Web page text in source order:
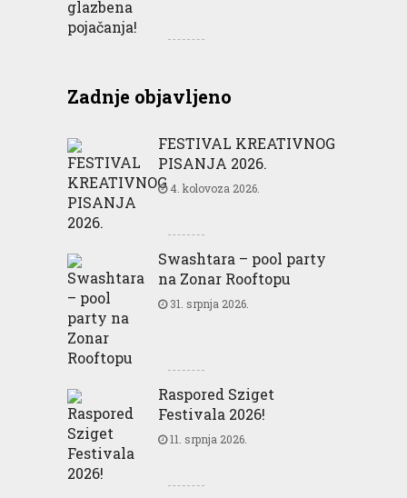
Zadnje objavljeno
FESTIVAL KREATIVNOG
PISANJA 2026.
4. kolovoza 2026.
Swashtara – pool party
na Zonar Rooftopu
31. srpnja 2026.
Raspored Sziget
Festivala 2026!
11. srpnja 2026.